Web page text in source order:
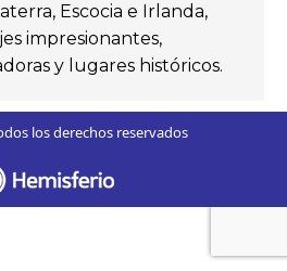
Escocia e Irlanda,
impresionantes,
y lugares históricos.
los derechos reservados